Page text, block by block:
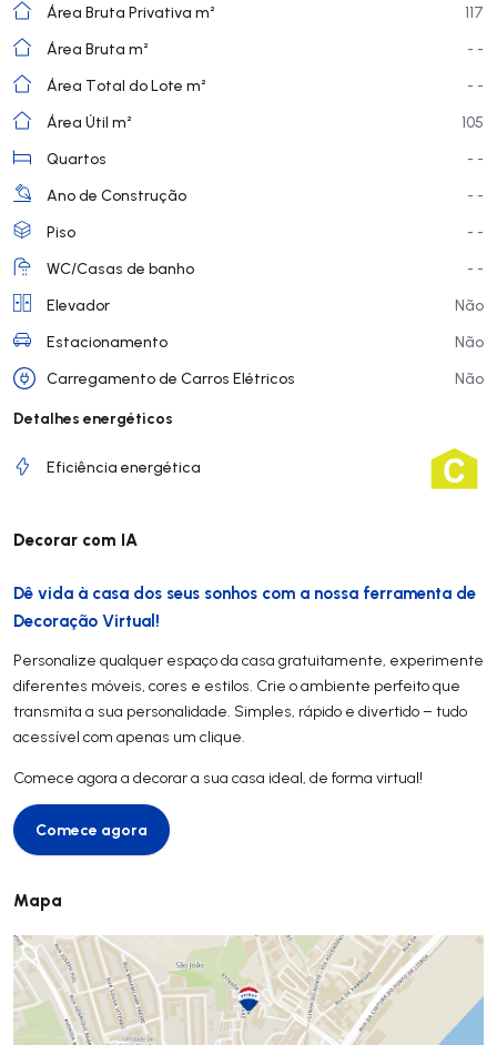
Área Bruta Privativa m²
117
Área Bruta m²
- -
Área Total do Lote m²
- -
Área Útil m²
105
Quartos
- -
Ano de Construção
- -
Piso
- -
WC/Casas de banho
- -
Elevador
Não
Estacionamento
Não
Carregamento de Carros Elétricos
Não
Detalhes energéticos
Eficiência energética
Decorar com IA
Dê vida à casa dos seus sonhos com a nossa ferramenta de
Decoração Virtual!
Personalize qualquer espaço da casa gratuitamente, experimente
diferentes móveis, cores e estilos. Crie o ambiente perfeito que
transmita a sua personalidade. Simples, rápido e divertido – tudo
acessível com apenas um clique.
Comece agora a decorar a sua casa ideal, de forma virtual!
Comece agora
Comece agora
Mapa